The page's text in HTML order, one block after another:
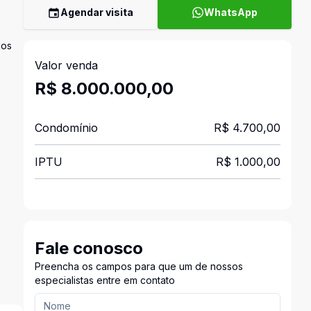
Agendar visita WhatsApp
Valor venda
R$ 8.000.000,00
Condomínio R$ 4.700,00
IPTU R$ 1.000,00
Fale conosco
Preencha os campos para que um de nossos
especialistas entre em contato